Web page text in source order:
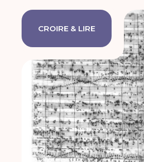
CROIRE & LIRE